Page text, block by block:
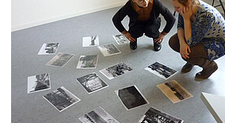
English
Français
Dansk
Español